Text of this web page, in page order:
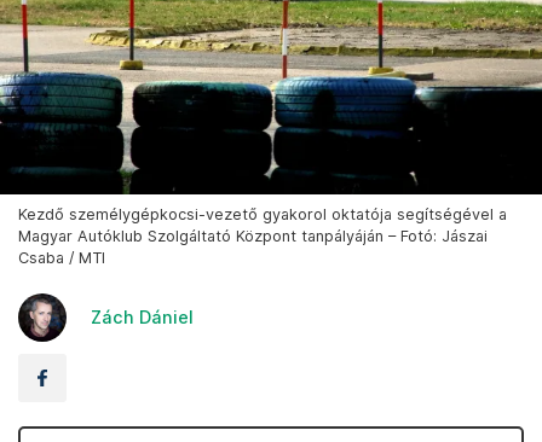
Kezdő személygépkocsi-vezető gyakorol oktatója segítségével a
Magyar Autóklub Szolgáltató Központ tanpályáján – Fotó: Jászai
Csaba / MTI
Zách Dániel